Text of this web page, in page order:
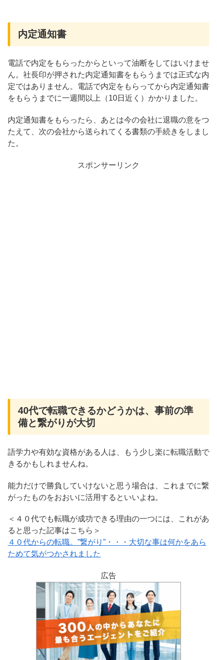
内定通知書
電話で内定をもらったからといって油断をしてはいけませ
ん。社長印が押された内定通知書をもらうまでは正式な内
定ではありません。電話で内定をもらってから内定通知書
をもらうまでに一週間以上（10日近く）かかりました。
内定通知書をもらったら、あとは今の会社に退職の意をつ
たえて、次の会社から送られてくる書類の手続きをしまし
た。
スポンサーリンク
40代で転職できるかどうかは、事前の準
備と繋がりが大切
語学力や有効な資格がある人は、もう少し楽に転職活動で
きるかもしれませんね。
能力だけで勝負していけないと思う場合は、これまでに繋
がったものをおおいに活用するといいよね。
＜４０代でも転職が成功できる理由の一つには、これがあ
ると思った記事はこちら＞
４０代からの転職。”繋がり”・・・大切な事は何かをあら
ためて気がつかされました
広告